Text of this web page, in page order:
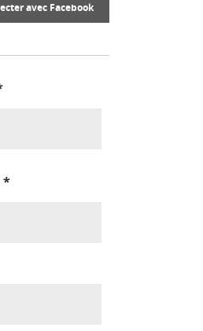
avec Facebook
*